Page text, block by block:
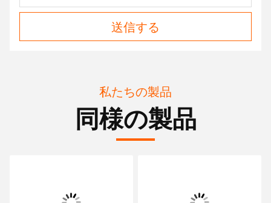
送信する
私たちの製品
同様の製品